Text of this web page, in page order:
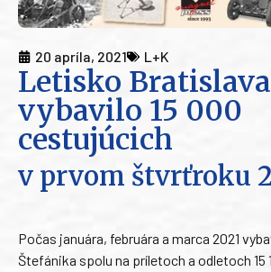
20 apríla, 2021 L+K
Letisko Bratislava
vybavilo 15 000
cestujúcich
v prvom štvrťroku
Počas januára, februára a marca 2021
Štefánika spolu na príletoch a odletoch 15